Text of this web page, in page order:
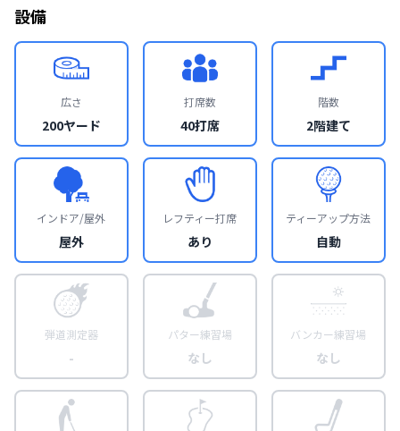
設備
広さ
200ヤード
打席数
40打席
階数
2階建て
インドア/屋外
屋外
レフティー打席
あり
ティーアップ方法
自動
弾道測定器
-
パター練習場
なし
バンカー練習場
なし